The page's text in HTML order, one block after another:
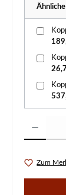
Zum